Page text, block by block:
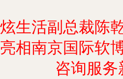
炫生活副总裁陈
亮相南京国际软
咨询服务